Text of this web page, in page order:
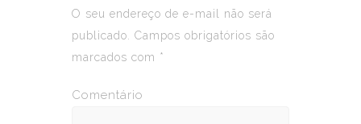
O seu endereço de e-mail não será
publicado.
Campos obrigatórios são
marcados com *
Comentário